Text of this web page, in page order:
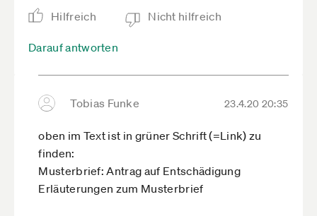
Hilfreich Nicht hilfreich
Darauf antworten
Tobias Funke 23.4.20 20:35
oben im Text ist in grüner Schrift (=Link) zu
finden:
Musterbrief: Antrag auf Entschädigung
Erläuterungen zum Musterbrief